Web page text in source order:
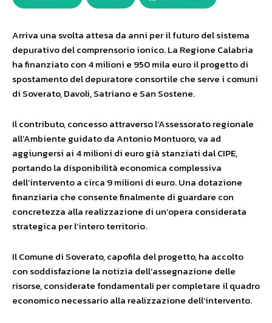
Arriva una svolta attesa da anni per il futuro del sistema
depurativo del comprensorio ionico. La Regione Calabria
ha finanziato con 4 milioni e 950 mila euro il progetto di
spostamento del depuratore consortile che serve i comuni
di Soverato, Davoli, Satriano e San Sostene.
Il contributo, concesso attraverso l’Assessorato regionale
all’Ambiente guidato da Antonio Montuoro, va ad
aggiungersi ai 4 milioni di euro già stanziati dal CIPE,
portando la disponibilità economica complessiva
dell’intervento a circa 9 milioni di euro. Una dotazione
finanziaria che consente finalmente di guardare con
concretezza alla realizzazione di un’opera considerata
strategica per l’intero territorio.
Il Comune di Soverato, capofila del progetto, ha accolto
con soddisfazione la notizia dell’assegnazione delle
risorse, considerate fondamentali per completare il quadro
economico necessario alla realizzazione dell’intervento.